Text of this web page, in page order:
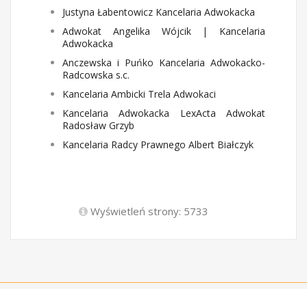
Justyna Łabentowicz Kancelaria Adwokacka
Adwokat Angelika Wójcik | Kancelaria
Adwokacka
Anczewska i Puńko Kancelaria Adwokacko-
Radcowska s.c.
Kancelaria Ambicki Trela Adwokaci
Kancelaria Adwokacka LexActa Adwokat
Radosław Grzyb
Kancelaria Radcy Prawnego Albert Białczyk
Wyświetleń strony: 5733